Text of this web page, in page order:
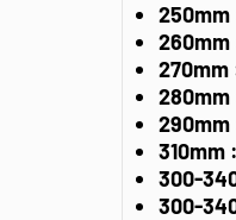
250mm
260mm
270mm
280mm
290mm
310mm :
300-
300-